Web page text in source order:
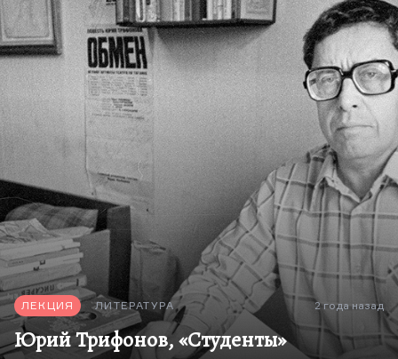
ЛЕКЦИЯ ЛИТЕРАТУРА 2 года назад
Юрий Трифонов, «Студенты»